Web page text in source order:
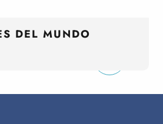
DEL MUNDO